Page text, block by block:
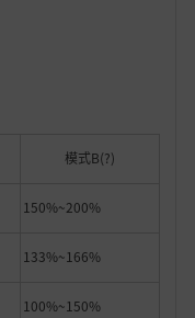
模式B(?)
150%~200%
133%~166%
100%~150%